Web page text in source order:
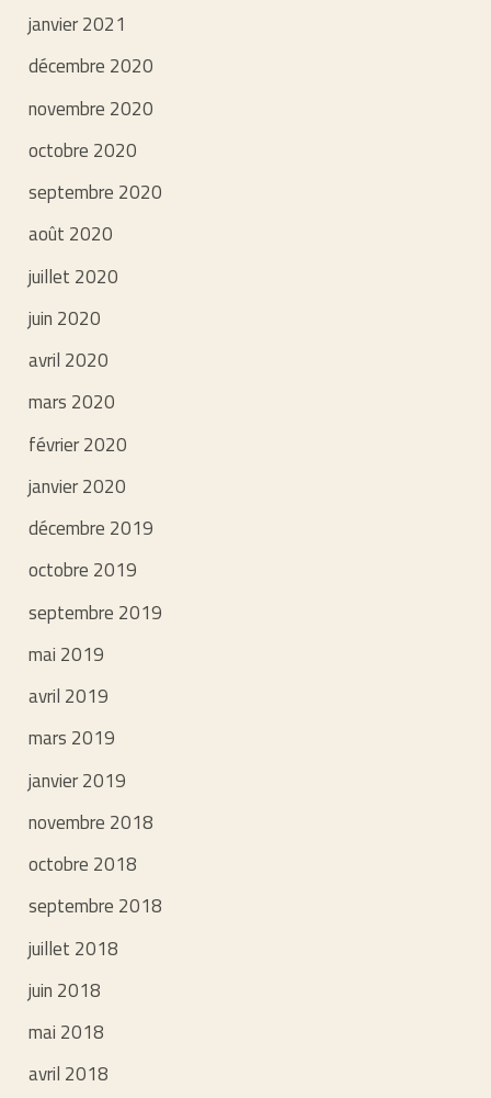
janvier 2021
décembre 2020
novembre 2020
octobre 2020
septembre 2020
août 2020
juillet 2020
juin 2020
avril 2020
mars 2020
février 2020
janvier 2020
décembre 2019
octobre 2019
septembre 2019
mai 2019
avril 2019
mars 2019
janvier 2019
novembre 2018
octobre 2018
septembre 2018
juillet 2018
juin 2018
mai 2018
avril 2018